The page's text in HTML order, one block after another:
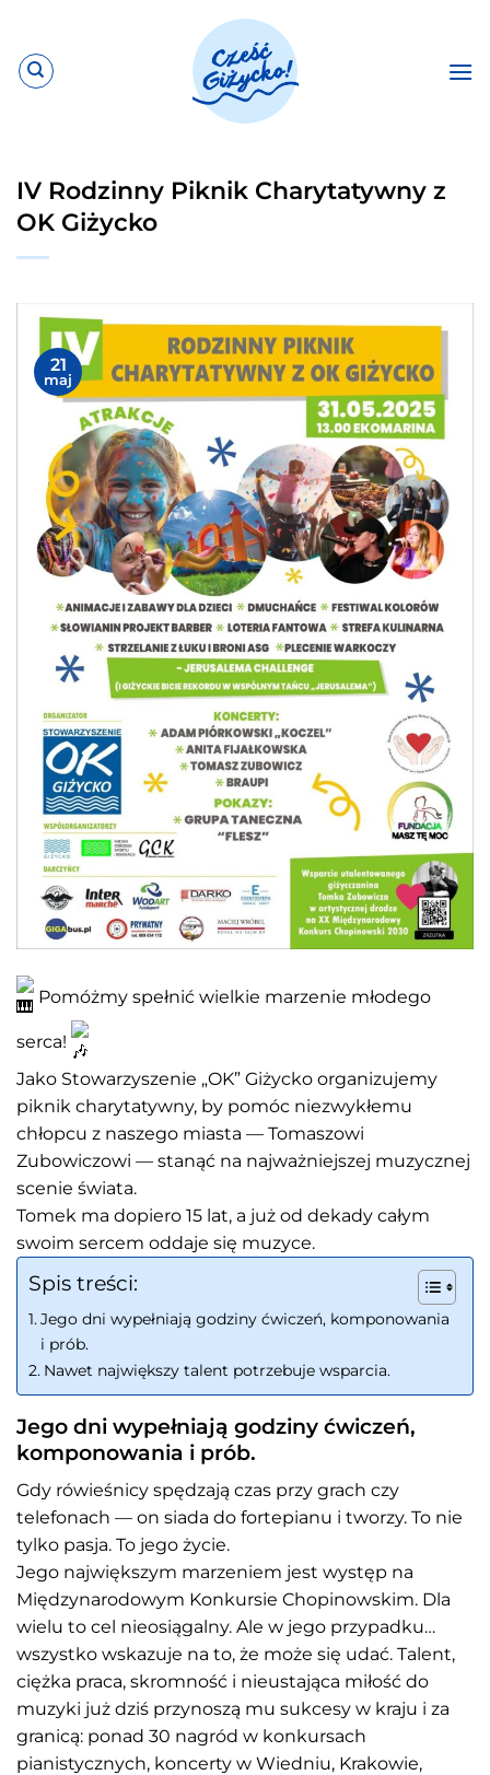
zawartości
IV Rodzinny Piknik Charytatywny z
OK Giżycko
21
maj
Pomóżmy spełnić wielkie marzenie młodego
serca!
Jako Stowarzyszenie „OK” Giżycko organizujemy
piknik charytatywny, by pomóc niezwykłemu
chłopcu z naszego miasta — Tomaszowi
Zubowiczowi — stanąć na najważniejszej muzycznej
scenie świata.
Tomek ma dopiero 15 lat, a już od dekady całym
swoim sercem oddaje się muzyce.
Spis treści:
Jego dni wypełniają godziny ćwiczeń, komponowania
i prób.
Nawet największy talent potrzebuje wsparcia.
Jego dni wypełniają godziny ćwiczeń,
komponowania i prób.
Gdy rówieśnicy spędzają czas przy grach czy
telefonach — on siada do fortepianu i tworzy. To nie
tylko pasja. To jego życie.
Jego największym marzeniem jest występ na
Międzynarodowym Konkursie Chopinowskim. Dla
wielu to cel nieosiągalny. Ale w jego przypadku…
wszystko wskazuje na to, że może się udać. Talent,
ciężka praca, skromność i nieustająca miłość do
muzyki już dziś przynoszą mu sukcesy w kraju i za
granicą: ponad 30 nagród w konkursach
pianistycznych, koncerty w Wiedniu, Krakowie,